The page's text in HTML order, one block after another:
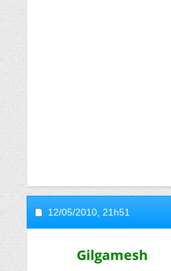
12/05/2010, 21h51
Gilgamesh